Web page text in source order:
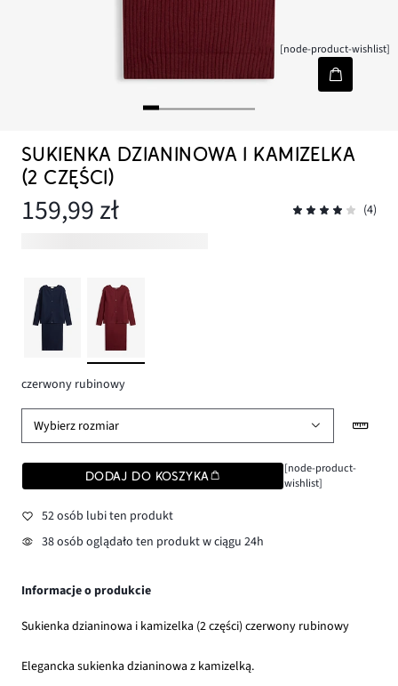
[node-product-wishlist]
SUKIENKA DZIANINOWA I KAMIZELKA
(2 CZĘŚCI)
159,99 zł (4)
czerwony rubinowy
Wybierz rozmiar
DODAJ DO KOSZYKA
[node-product-
wishlist]
52 osób lubi ten produkt
38 osób oglądało ten produkt w ciągu 24h
Informacje o produkcie
Sukienka dzianinowa i kamizelka (2 części) czerwony rubinowy
Elegancka sukienka dzianinowa z kamizelką.